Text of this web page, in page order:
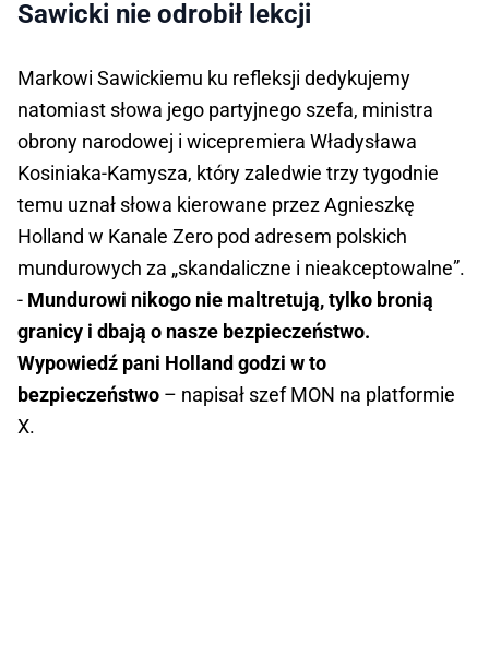
Sawicki nie odrobił lekcji
Markowi Sawickiemu ku refleksji dedykujemy
natomiast słowa jego partyjnego szefa, ministra
obrony narodowej i wicepremiera Władysława
Kosiniaka-Kamysza, który zaledwie trzy tygodnie
temu uznał słowa kierowane przez Agnieszkę
Holland w Kanale Zero pod adresem polskich
mundurowych za „skandaliczne i nieakceptowalne”.
- Mundurowi nikogo nie maltretują, tylko bronią
granicy i dbają o nasze bezpieczeństwo.
Wypowiedź pani Holland godzi w to
bezpieczeństwo – napisał szef MON na platformie
X.